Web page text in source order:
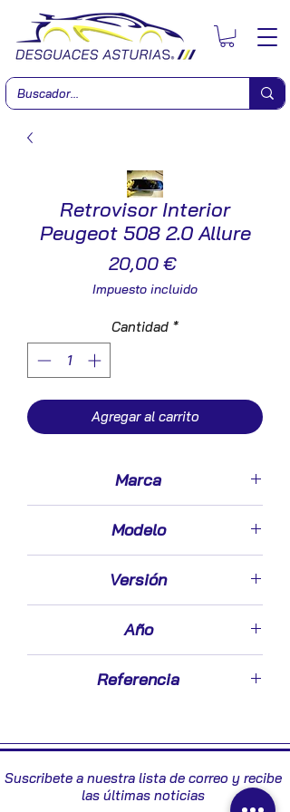
Retrovisor Interior
Peugeot 508 2.0 Allure
20,00 €Precio
Impuesto incluido
Cantidad *
Agregar al carrito
Marca
Modelo
Versión
FAP]
Año
Referencia
Suscribete a nuestra lista de correo y recibe
las últimas noticias